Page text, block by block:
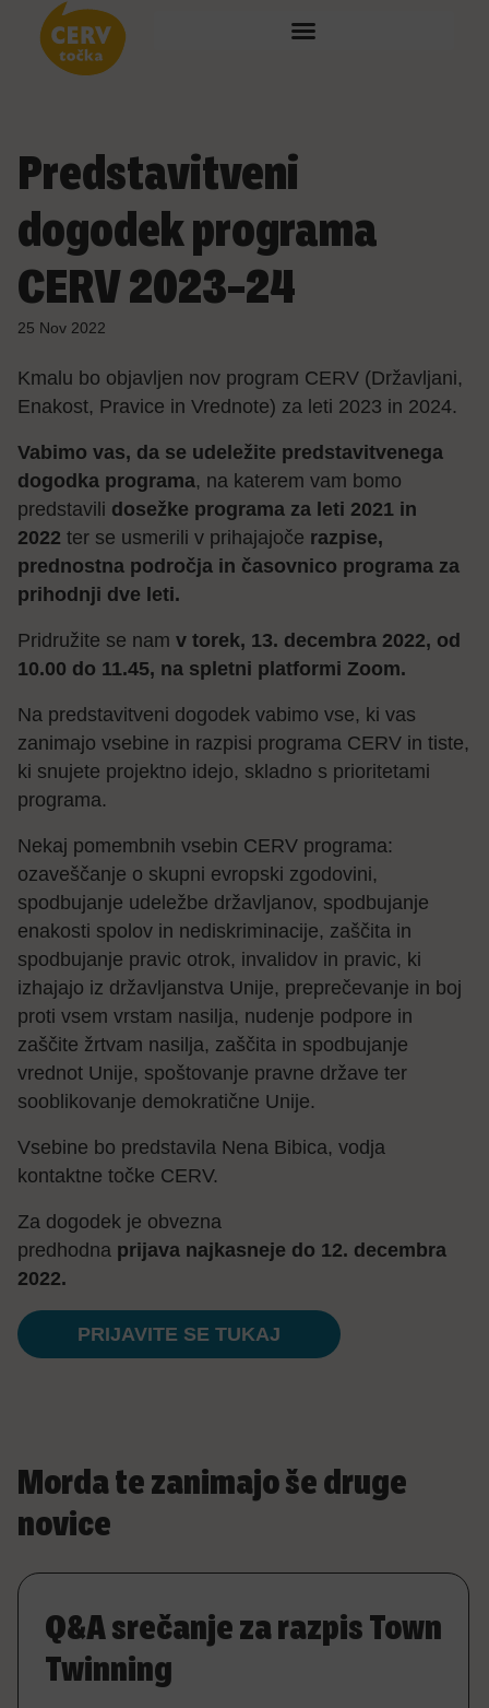
Predstavitveni
dogodek programa
CERV 2023–24
25 Nov 2022
Kmalu bo objavljen nov program CERV (Državljani,
Enakost, Pravice in Vrednote) za leti 2023 in 2024.
Vabimo vas, da se udeležite predstavitvenega
dogodka programa, na katerem vam bomo
predstavili dosežke programa za leti 2021 in
2022 ter se usmerili v prihajajoče razpise,
prednostna področja in časovnico programa za
prihodnji dve leti.
Pridružite se nam v torek, 13. decembra 2022, od
10.00 do 11.45, na spletni platformi Zoom.
Na predstavitveni dogodek vabimo vse, ki vas
zanimajo vsebine in razpisi programa CERV in tiste,
ki snujete projektno idejo, skladno s prioritetami
programa.
Nekaj pomembnih vsebin CERV programa:
ozaveščanje o skupni evropski zgodovini,
spodbujanje udeležbe državljanov, spodbujanje
enakosti spolov in nediskriminacije, zaščita in
spodbujanje pravic otrok, invalidov in pravic, ki
izhajajo iz državljanstva Unije, preprečevanje in boj
proti vsem vrstam nasilja, nudenje podpore in
zaščite žrtvam nasilja, zaščita in spodbujanje
vrednot Unije, spoštovanje pravne države ter
sooblikovanje demokratične Unije.
Vsebine bo predstavila Nena Bibica, vodja
kontaktne točke CERV.
Za dogodek je obvezna
predhodna prijava najkasneje do 12. decembra
2022.
PRIJAVITE SE TUKAJ
Morda te zanimajo še druge
novice
Q&A srečanje za razpis Town
Twinning